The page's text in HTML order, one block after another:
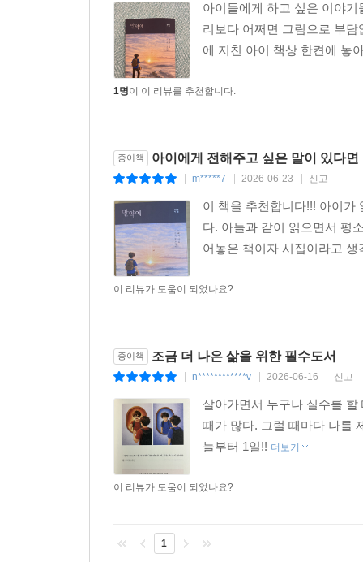
아이들에게 하고 싶은 이야
리보다 어쩌면 그림으로 부
에 지친 아이 책상 한켠에 놓
1명이 이 리뷰를 추천합니다.
종이책 아이에게 전해주고 싶은 말이 있다면
m*****7 2026-06-23 신고
이 책을 추천합니다!!! 아이가
다. 아들과 같이 읽으면서 평
어놓은 책이자 시집이라고
이 리뷰가 도움이 되었나요?
종이책 조금 더 나은 삶을 위한 필수도서
n************v 2026-06-16 신고
살아가면서 누구나 실수를
때가 많다. 그럴 때마다 나를
늘부터 1일!! 더보기
이 리뷰가 도움이 되었나요?
1